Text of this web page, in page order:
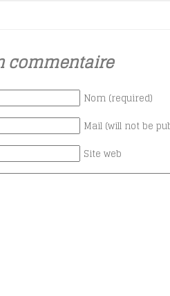
commentaire
Nom (required)
Mail (will not be
Site web